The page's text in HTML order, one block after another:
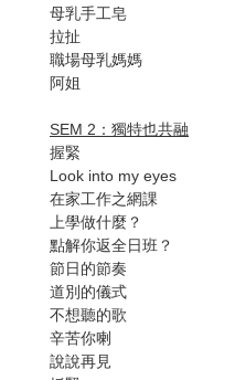
母乳手工皂
拉扯
職場母乳媽媽
阿姐
SEM 2：獨特也共融
握緊
Look into my eyes
在家工作之網課
上學做什麼？
點解你返全日班？
節日的節奏
道別的儀式
不想聽的歌
辛苦你喇
說說再見